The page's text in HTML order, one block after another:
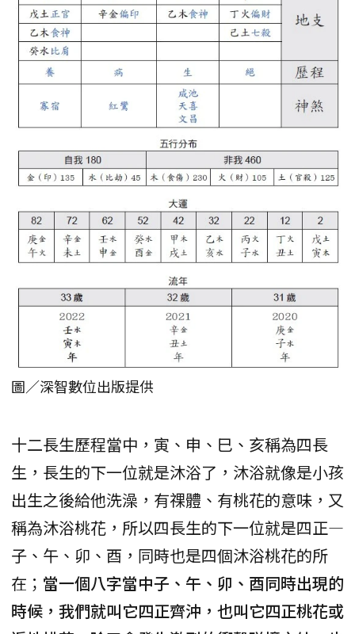
圖／深智數位出版提供
十二長生歷程當中，寅、申、巳、亥稱為四長
生，長生的下一位就是沐浴了，沐浴就像是小孩
出生之後給他洗澡，有祼體、有桃花的意味，又
稱為沐浴桃花，所以四長生的下一位就是四正—
子、午、卯、酉，同時也是四個沐浴桃花的所
在； 當一個八字當中子、午、卯、酉同時出現的
時候，我們就叫它四正齊沖，也叫它四正桃花或